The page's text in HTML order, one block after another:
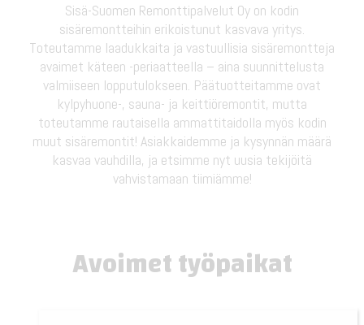
Sisä-Suomen Remonttipalvelut Oy on kodin
sisäremontteihin erikoistunut kasvava yritys.
Toteutamme laadukkaita ja vastuullisia sisäremontteja
avaimet käteen -periaatteella – aina suunnittelusta
valmiiseen lopputulokseen. Päätuotteitamme ovat
kylpyhuone-, sauna- ja keittiöremontit, mutta
toteutamme rautaisella ammattitaidolla myös kodin
muut sisäremontit! Asiakkaidemme ja kysynnän määrä
kasvaa vauhdilla, ja etsimme nyt uusia tekijöitä
vahvistamaan tiimiämme!
Avoimet työpaikat